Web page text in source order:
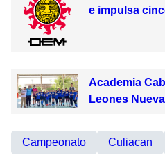
e impulsa
Academia
Leones
Campeonato Culiacan